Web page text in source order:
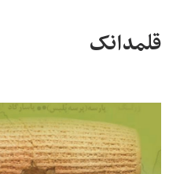
قلمدانک